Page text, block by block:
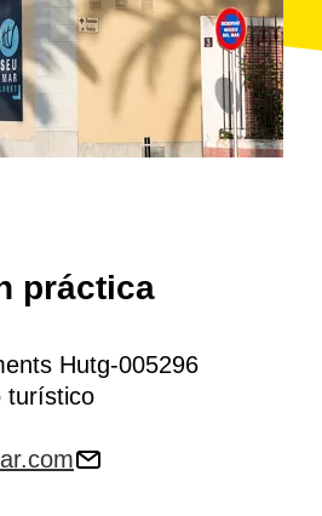
práctica
Hutg-005296
turístico